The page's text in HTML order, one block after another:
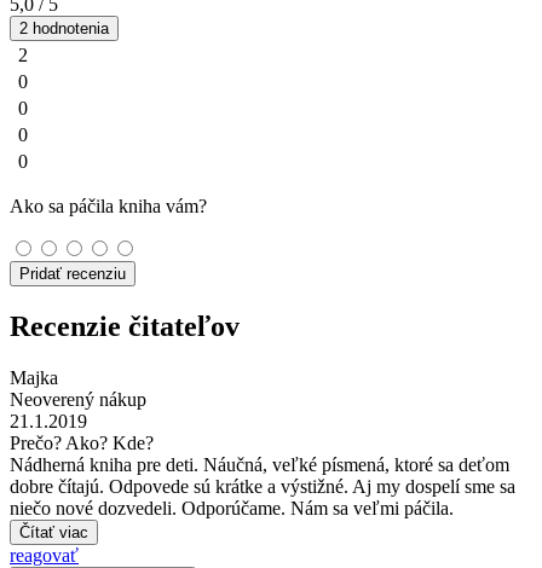
5,0 / 5
2 hodnotenia
2
0
0
0
0
Ako sa páčila kniha vám?
Pridať recenziu
Recenzie čitateľov
Majka
Neoverený nákup
21.1.2019
Prečo? Ako? Kde?
Nádherná kniha pre deti. Náučná, veľké písmená, ktoré sa deťom
dobre čítajú. Odpovede sú krátke a výstižné. Aj my dospelí sme sa
niečo nové dozvedeli. Odporúčame. Nám sa veľmi páčila.
Čítať viac
reagovať